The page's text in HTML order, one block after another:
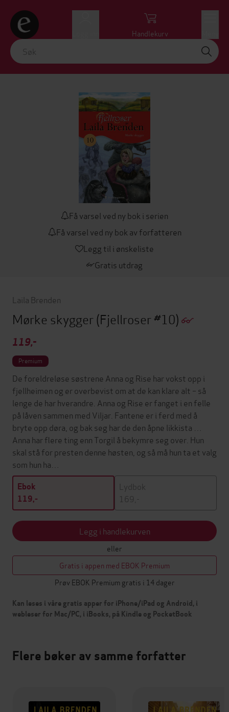
Handlekurv
Få varsel ved ny bok i serien
Få varsel ved ny bok av forfatteren
Legg til i ønskeliste
Gratis utdrag
Laila Brenden
Mørke skygger(Fjellroser #10)
119,-
Premium
De foreldreløse søstrene Anna og Rise har vokst opp i
fjellheimen og er overbevist om at de kan klare alt – så
lenge de har hverandre. Anna og Rise er fanget i en felle
på låven sammen med Viljar. Fantene er i ferd med å
bryte opp døra, og bak seg har de den åpne likkista …
Anna har flere ting enn Torgil å bekymre seg over. Hun
skal stå for presten denne høsten, og så må hun ta et valg
som hun ha…
Ebok
119,-
Lydbok
169,-
Legg i handlekurven
eller
Gratis i appen med EBOK Premium
Prøv EBOK Premium gratis i 14 dager
Kan leses i våre gratis apper for iPhone/iPad og Android, i
webleser for Mac/PC, i iBooks, på Kindle og PocketBook
Flere bøker av samme forfatter